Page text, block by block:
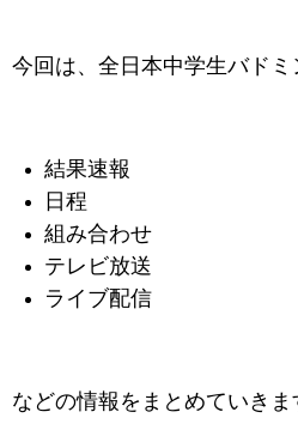
今回は、全日本中学生バドミ
結果速報
日程
組み合わせ
テレビ放送
ライブ配信
などの情報をまとめていきま